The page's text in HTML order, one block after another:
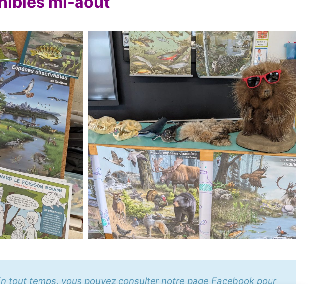
tout temps, vous pouvez consulter notre page Facebook pour